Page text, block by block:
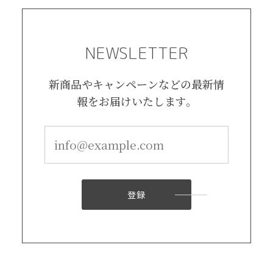
NEWSLETTER
新商品やキャンペーンなどの最新情
報をお届けいたします。
登録